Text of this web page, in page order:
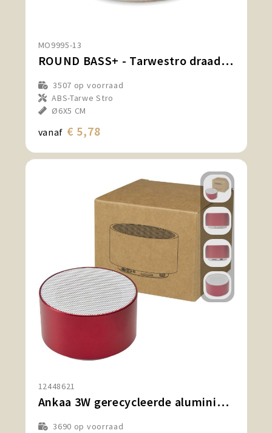
MO9995-13
ROUND BASS+ - Tarwestro draadloze speaker
3507 op voorraad
ABS-Tarwe Stro
Ø6X5 CM
vanaf € 5,78
12448621
Ankaa 3W gerecycleerde aluminium draadloze Bluetooth®-speaker
3690 op voorraad